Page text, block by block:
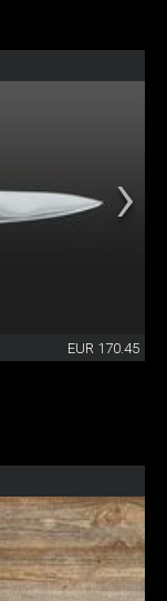
EUR 170.45